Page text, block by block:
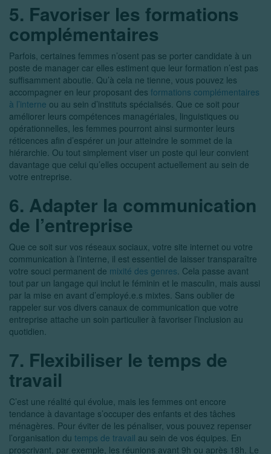
5. Favoriser les formations
complémentaires
Parfois, certaines femmes n’osent pas se porter candidate à un
poste de manager car elles estiment que leur formation n’est pas
suffisamment aboutie. Qu’à cela ne tienne, vous pouvez les
accompagner en leur proposant des formations complémentaires
à l’interne ou au sein d’instituts spécialisés. Que ce soit pour
améliorer leurs compétences managériales, linguistiques ou
opérationnelles, les femmes pourront ainsi surmonter leurs
réticences afin d’espérer un jour atteindre le sommet de la
hiérarchie. Ou tout simplement viser un poste qui leur convient
davantage que celui qu’elles occupent actuellement au sein de
votre entreprise.
6. Adapter la communication
de l’entreprise
Que ce soit sur vos réseaux sociaux, votre site internet ou votre
communication à l’interne, il est essentiel de laisser transparaître
votre souci permanent de mixité des genres. Cela passe avant
tout par un langage qui inclut le féminin et le masculin, mais aussi
par la mise en avant d’employé.e.s mixtes. Sans oublier de
rappeler sur vos divers canaux de communication que votre
entreprise attache un soin particulier à favoriser l’inclusion au
quotidien.
7. Flexibiliser le temps de
travail
C’est une réalité qui évolue, mais les femmes ont encore
tendance à davantage s’occuper des enfants et des tâches
ménagères. Pour éviter de les pénaliser, vous pouvez repenser
l’organisation du temps de travail au sein de vos équipes. En
proscrivant, par exemple, les réunions avant 9h ou après 18h. Le